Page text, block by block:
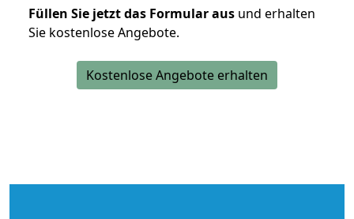
Füllen Sie jetzt das Formular aus und erhalten
Sie kostenlose Angebote.
Kostenlose Angebote erhalten